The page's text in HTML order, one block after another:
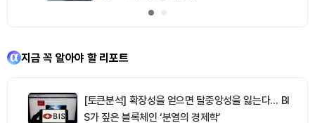
지금 꼭 알아야 할 리포트
[토큰분석] 확장성을 얻으면 탈중앙성을 잃는다… BI
S가 짚은 블록체인 ‘분열의 경제학’